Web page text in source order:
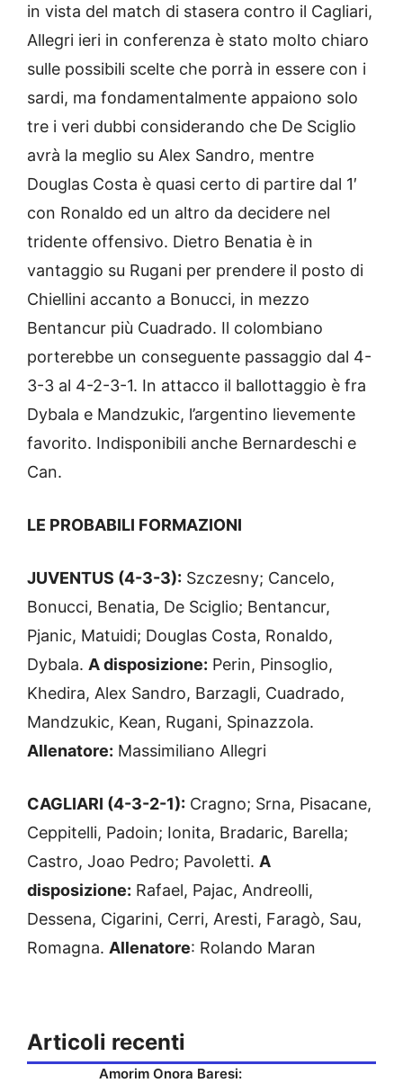
in vista del match di stasera contro il Cagliari,
Allegri ieri in conferenza è stato molto chiaro
sulle possibili scelte che porrà in essere con i
sardi, ma fondamentalmente appaiono solo
tre i veri dubbi considerando che De Sciglio
avrà la meglio su Alex Sandro, mentre
Douglas Costa è quasi certo di partire dal 1′
con Ronaldo ed un altro da decidere nel
tridente offensivo. Dietro Benatia è in
vantaggio su Rugani per prendere il posto di
Chiellini accanto a Bonucci, in mezzo
Bentancur più Cuadrado. Il colombiano
porterebbe un conseguente passaggio dal 4-
3-3 al 4-2-3-1. In attacco il ballottaggio è fra
Dybala e Mandzukic, l’argentino lievemente
favorito. Indisponibili anche Bernardeschi e
Can.
LE PROBABILI FORMAZIONI
JUVENTUS (4-3-3): Szczesny; Cancelo,
Bonucci, Benatia, De Sciglio; Bentancur,
Pjanic, Matuidi; Douglas Costa, Ronaldo,
Dybala. A disposizione: Perin, Pinsoglio,
Khedira, Alex Sandro, Barzagli, Cuadrado,
Mandzukic, Kean, Rugani, Spinazzola.
Allenatore: Massimiliano Allegri
CAGLIARI (4-3-2-1): Cragno; Srna, Pisacane,
Ceppitelli, Padoin; Ionita, Bradaric, Barella;
Castro, Joao Pedro; Pavoletti. A
disposizione: Rafael, Pajac, Andreolli,
Dessena, Cigarini, Cerri, Aresti, Faragò, Sau,
Romagna. Allenatore: Rolando Maran
Articoli recenti
Amorim Onora Baresi: